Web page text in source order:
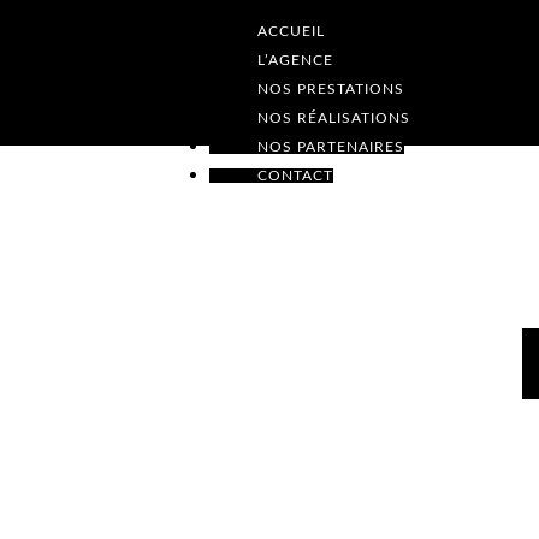
ACCUEIL
L’AGENCE
NOS PRESTATIONS
NOS RÉALISATIONS
NOS PARTENAIRES
CONTACT